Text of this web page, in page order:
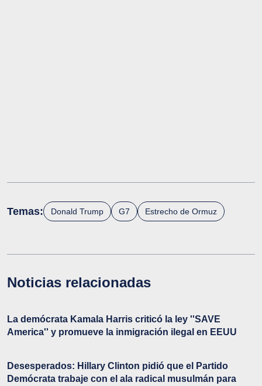
Temas: Donald Trump G7 Estrecho de Ormuz
Noticias relacionadas
La demócrata Kamala Harris criticó la ley ''SAVE
America'' y promueve la inmigración ilegal en EEUU
Desesperados: Hillary Clinton pidió que el Partido
Demócrata trabaje con el ala radical musulmán para